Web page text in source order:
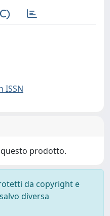
ISSN
prodotto.
da copyright e
diversa